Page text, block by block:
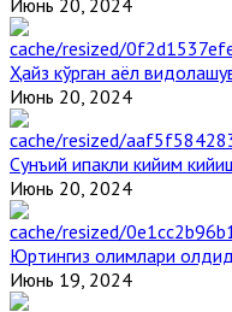
Июнь 20, 2024
Ҳайз кўрган аёл
Июнь 20, 2024
Сунъий ипакли кийим
Июнь 20, 2024
Юртингиз олимлари
Июнь 19, 2024